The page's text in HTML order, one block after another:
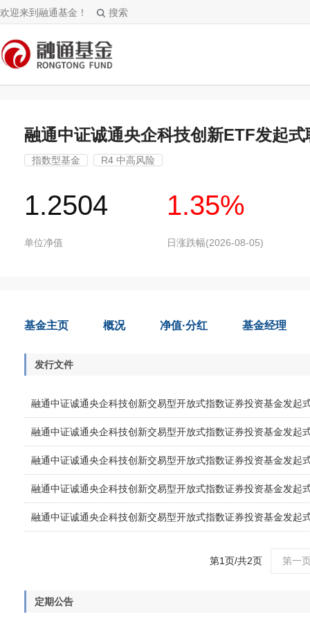
欢迎来到融通基金！ 搜索
融通中证诚通央企科技创新ETF发起式
指数型基金 R4 中高风险
1.2504
单位净值
1.35%
日涨跌幅(2026-08-05)
基金主页 概况 净值·分红 基金经理
发行文件
融通中证诚通央企科技创新交易型开放式指数证券投资基金发起
融通中证诚通央企科技创新交易型开放式指数证券投资基金发起
融通中证诚通央企科技创新交易型开放式指数证券投资基金发起
融通中证诚通央企科技创新交易型开放式指数证券投资基金发起
融通中证诚通央企科技创新交易型开放式指数证券投资基金发起
第1页/共2页 第一
定期公告